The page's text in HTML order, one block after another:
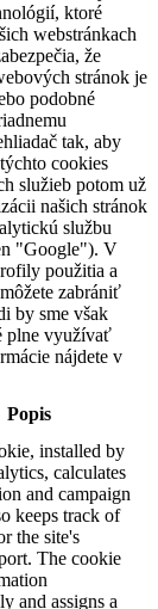
ktoré
webstránkach
že
stránok je
podobné
tak, aby
cookies
služieb potom už
našich stránok
službu
"Google"). V
použitia a
zabrániť
by sme však
plne využívať
nájdete v
Popis
installed by
calculates
and campaign
keeps track of
the site's
The cookie
and assigns a